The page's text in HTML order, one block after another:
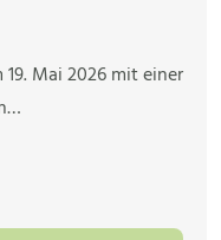
Mai 2026 mit einer